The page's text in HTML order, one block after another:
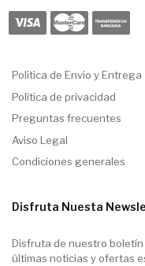
Politica de Envio y Entrega
Política de privacidad
Preguntas frecuentes
Aviso Legal
Condiciones generales
Disfruta Nuesta
Disfruta de nuestro
últimas noticias y ofertas